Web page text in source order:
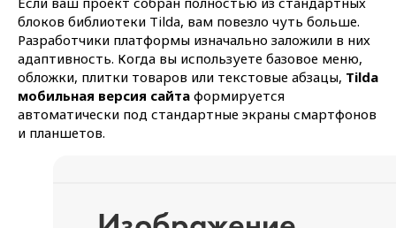
блоков библиотеки Tilda, вам повезло чуть больше.
Разработчики платформы изначально заложили в них
адаптивность. Когда вы используете базовое меню,
обложки, плитки товаров или текстовые абзацы, Tilda
мобильная версия сайта формируется
автоматически под стандартные экраны смартфонов
и планшетов.